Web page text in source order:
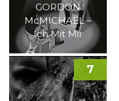
GORDON
McMICHAEL –
Ich Mit Mir
7